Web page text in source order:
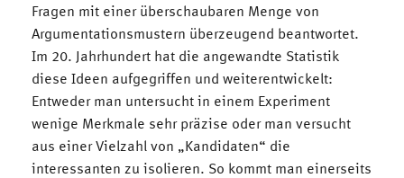
Fragen mit einer überschaubaren Menge von
Argumentationsmustern überzeugend beantwortet.
Im 20. Jahrhundert hat die angewandte Statistik
diese Ideen aufgegriffen und weiterentwickelt:
Entweder man untersucht in einem Experiment
wenige Merkmale sehr präzise oder man versucht
aus einer Vielzahl von „Kandidaten“ die
interessanten zu isolieren. So kommt man einerseits